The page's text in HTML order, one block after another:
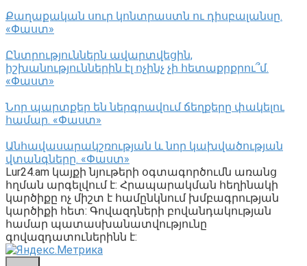
Քաղաքական սուր կոնտրաստն ու դիսբալանսը.
«Փաստ»
Ընտրություններն ավարտվեցին,
իշխանություններին էլ ոչինչ չի հետաքրքրու՞մ.
«Փաստ»
Նոր պարտքեր են ներգրավում ճեղքերը փակելու
համար. «Փաստ»
Անհավասարակշռության և նոր կախվածության
վտանգները. «Փաստ»
Lur24.am կայքի նյութերի օգտագործումն առանց
հղման արգելվում է: Հրապարակման հեղինակի
կարծիքը ոչ միշտ է համընկնում խմբագրության
կարծիքի հետ: Գովազդների բովանդակության
համար պատասխանատվությունը
գովազդատուներինն է: